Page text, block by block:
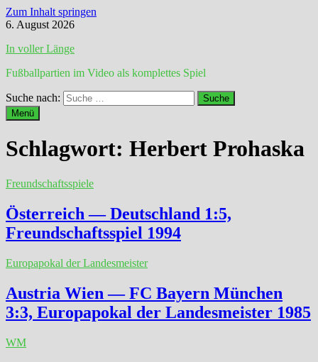
Zum Inhalt springen
6. August 2026
In voller Länge
Fußballpartien im Video als komplettes Spiel
Suche nach:
Menü
Schlagwort: Herbert Prohaska
Freundschaftsspiele
Österreich — Deutschland 1:5,
Freundschaftsspiel 1994
Europapokal der Landesmeister
Austria Wien — FC Bayern München
3:3, Europapokal der Landesmeister 1985
WM